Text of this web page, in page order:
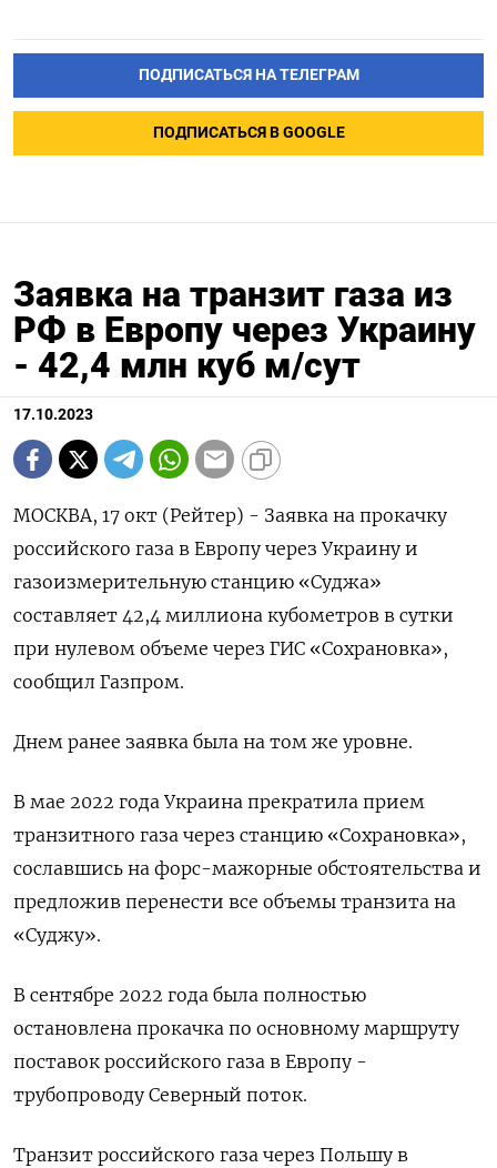
ПОДПИСАТЬСЯ НА ТЕЛЕГРАМ
ПОДПИСАТЬСЯ В GOOGLE
Заявка на транзит газа из
РФ в Европу через Украину
- 42,4 млн куб м/сут
17.10.2023
МОСКВА, 17 окт (Рейтер) - Заявка на прокачку
российского газа в Европу через Украину и
газоизмерительную станцию «Суджа»
составляет 42,4 миллиона кубометров в сутки
при нулевом объеме через ГИС «Сохрановка»,
сообщил Газпром.
Днем ранее заявка была на том же уровне.
В мае 2022 года Украина прекратила прием
транзитного газа через станцию «Сохрановка»,
сославшись на форс-мажорные обстоятельства и
предложив перенести все объемы транзита на
«Суджу».
В сентябре 2022 года была полностью
остановлена прокачка по основному маршруту
поставок российского газа в Европу -
трубопроводу Северный поток.
Транзит российского газа через Польшу в